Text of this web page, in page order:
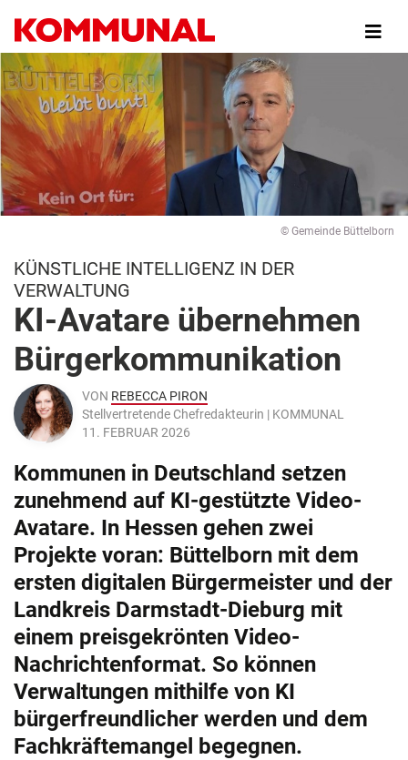
zum
Inhalt
© Gemeinde Büttelborn
KÜNSTLICHE INTELLIGENZ IN DER
VERWALTUNG
KI-Avatare übernehmen
Bürgerkommunikation
VON REBECCA PIRON
Stellvertretende Chefredakteurin | KOMMUNAL
11. FEBRUAR 2026
Kommunen in Deutschland setzen
zunehmend auf KI-gestützte Video-
Avatare. In Hessen gehen zwei
Projekte voran: Büttelborn mit dem
ersten digitalen Bürgermeister und der
Landkreis Darmstadt-Dieburg mit
einem preisgekrönten Video-
Nachrichtenformat. So können
Verwaltungen mithilfe von KI
bürgerfreundlicher werden und dem
Fachkräftemangel begegnen.